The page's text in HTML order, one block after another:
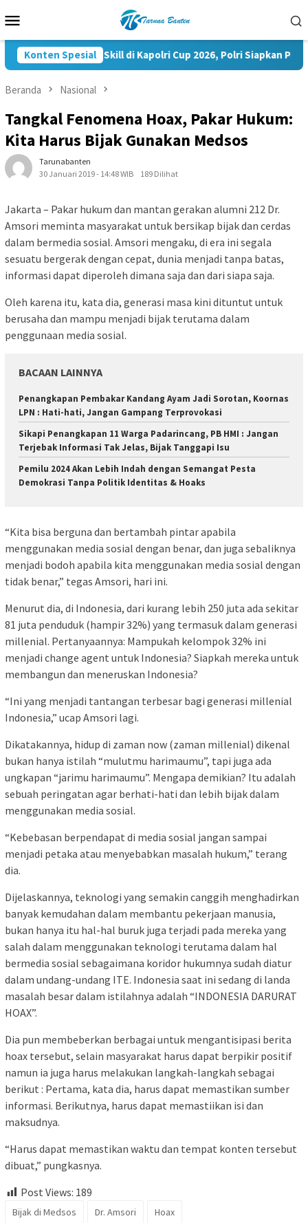
ke
Mobile
Konten Spesial
Peserta Adu Skill di Kapolri Cup 2026, Polri Siapkan
Beranda Nasional
Tangkal Fenomena Hoax, Pakar Hukum:
Kita Harus Bijak Gunakan Medsos
Tarunabanten
30 Januari 2019 - 14:48 WIB
189 Dilihat
Jakarta – Pakar hukum dan mantan gerakan alumni 212 Dr.
Amsori meminta masyarakat untuk bersikap bijak dan cerdas
dalam bermedia sosial. Amsori mengaku, di era ini segala
sesuatu bergerak dengan cepat, dunia menjadi tanpa batas,
informasi dapat diperoleh dimana saja dan dari siapa saja.
Oleh karena itu, kata dia, generasi masa kini dituntut untuk
berusaha dan mampu menjadi bijak terutama dalam
penggunaan media sosial.
BACAAN LAINNYA
Penangkapan Pembakar Kandang Ayam Jadi Sorotan, Koornas
LPN : Hati-hati, Jangan Gampang Terprovokasi
Sikapi Penangkapan 11 Warga Padarincang, PB HMI : Jangan
Terjebak Informasi Tak Jelas, Bijak Tanggapi Isu
Pemilu 2024 Akan Lebih Indah dengan Semangat Pesta
Demokrasi Tanpa Politik Identitas & Hoaks
“Kita bisa berguna dan bertambah pintar apabila
menggunakan media sosial dengan benar, dan juga sebaliknya
menjadi bodoh apabila kita menggunakan media sosial dengan
tidak benar,” tegas Amsori, hari ini.
Menurut dia, di Indonesia, dari kurang lebih 250 juta ada sekitar
81 juta penduduk (hampir 32%) yang termasuk dalam generasi
millenial. Pertanyaannya: Mampukah kelompok 32% ini
menjadi change agent untuk Indonesia? Siapkah mereka untuk
membangun dan meneruskan Indonesia?
“Ini yang menjadi tantangan terbesar bagi generasi millenial
Indonesia,” ucap Amsori lagi.
Dikatakannya, hidup di zaman now (zaman millenial) dikenal
bukan hanya istilah “mulutmu harimaumu”, tapi juga ada
ungkapan “jarimu harimaumu”. Mengapa demikian? Itu adalah
sebuah peringatan agar berhati-hati dan lebih bijak dalam
menggunakan media sosial.
“Kebebasan berpendapat di media sosial jangan sampai
menjadi petaka atau menyebabkan masalah hukum,” terang
dia.
Dijelaskannya, teknologi yang semakin canggih menghadirkan
banyak kemudahan dalam membantu pekerjaan manusia,
bukan hanya itu hal-hal buruk juga terjadi pada mereka yang
salah dalam menggunakan teknologi terutama dalam hal
bermedia sosial sebagaimana koridor hukumnya sudah diatur
dalam undang-undang ITE. Indonesia saat ini sedang di landa
masalah besar dalam istilahnya adalah “INDONESIA DARURAT
HOAX”.
Dia pun membeberkan berbagai untuk mengantisipasi berita
hoax tersebut, selain masyarakat harus dapat berpikir positif
namun ia juga harus melakukan langkah-langkah sebagai
berikut : Pertama, kata dia, harus dapat memastikan sumber
informasi. Berikutnya, harus dapat memastiikan isi dan
maksudnya.
“Harus dapat memastikan waktu dan tempat konten tersebut
dibuat,” pungkasnya.
Post Views: 189
Bijak di Medsos Dr. Amsori Hoax